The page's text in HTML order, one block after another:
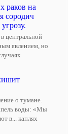
раков на
сородич
центральной
явлением, но
о тумане.
воды: «Мы
в... каплях